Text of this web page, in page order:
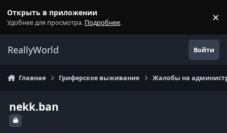
Открыть в приложении
Удобнее для просмотра. Подробнее. ×
ReallyWorld Войти
Главная Гриферское выживание Жалобы на
nekk.ban